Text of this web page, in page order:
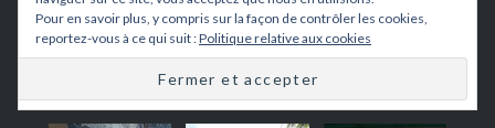
Pour en savoir plus, y compris sur la façon de contrôler les cookies,
reportez-vous à ce qui suit :Politique relative aux cookies